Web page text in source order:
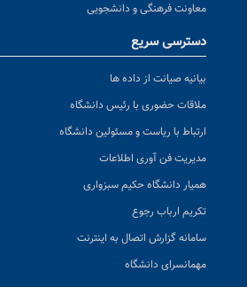
معاونت فرهنگی و دانشجویی
دسترسی سریع
بیانیه صیانت از داده ها
ملاقات حضوری با رئیس دانشگاه
ارتباط با ریاست و مسئولین دانشگاه
مدیریت فن آوری اطلاعات
همیار دانشگاه حکیم سبزواری
تکریم ارباب رجوع
سامانه گزارش اتصال به اینترنت
مهمانسرای دانشگاه